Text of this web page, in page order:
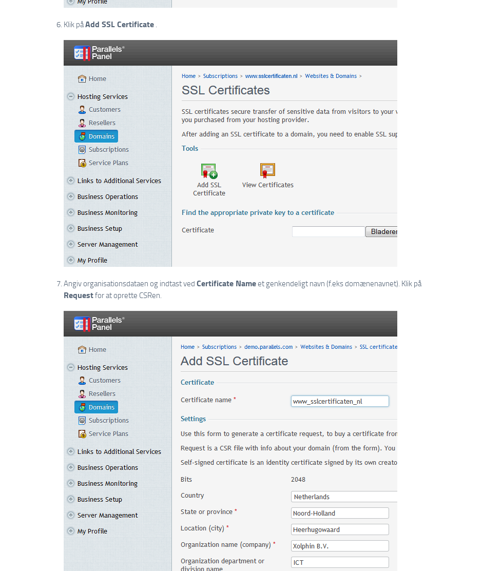
Klik påAdd SSL Certificate
Angiv organisationsdataen og indtast ved Certificate Nameet genkendeligt navn (f.eks domænenavnet). Klik på
Requestfor at oprette CSRen.